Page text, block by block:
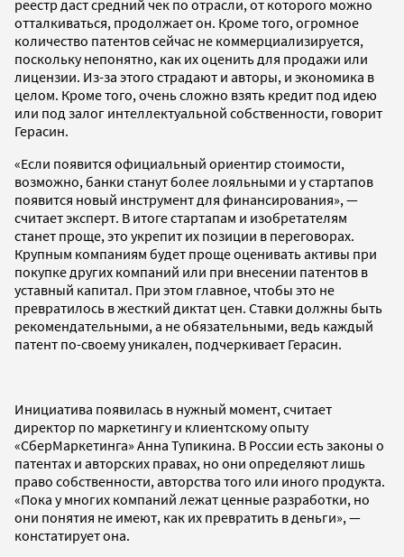
реестр даст средний чек по отрасли, от которого можно
отталкиваться, продолжает он. Кроме того, огромное
количество патентов сейчас не коммерциализируется,
поскольку непонятно, как их оценить для продажи или
лицензии. Из-за этого страдают и авторы, и экономика в
целом. Кроме того, очень сложно взять кредит под идею
или под залог интеллектуальной собственности, говорит
Герасин.
«Если появится официальный ориентир стоимости,
возможно, банки станут более лояльными и у стартапов
появится новый инструмент для финансирования», —
считает эксперт. В итоге стартапам и изобретателям
станет проще, это укрепит их позиции в переговорах.
Крупным компаниям будет проще оценивать активы при
покупке других компаний или при внесении патентов в
уставный капитал. При этом главное, чтобы это не
превратилось в жесткий диктат цен. Ставки должны быть
рекомендательными, а не обязательными, ведь каждый
патент по-своему уникален, подчеркивает Герасин.
Инициатива появилась в нужный момент, считает
директор по маркетингу и клиентскому опыту
«СберМаркетинга» Анна Тупикина. В России есть законы о
патентах и авторских правах, но они определяют лишь
право собственности, авторства того или иного продукта.
«Пока у многих компаний лежат ценные разработки, но
они понятия не имеют, как их превратить в деньги», —
констатирует она.